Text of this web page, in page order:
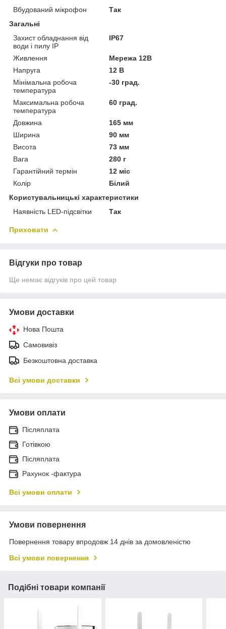
Вбудований мікрофон
Так
Загальні
Захист обладнання від
води і пилу IP
IP67
Живлення
Мережа 12В
Напруга
12 В
Мінімальна робоча
температура
-30 град.
Максимальна робоча
температура
60 град.
Довжина
165 мм
Ширина
90 мм
Висота
73 мм
Вага
280 г
Гарантійний термін
12 міс
Колір
Білий
Користувальницькі характеристики
Наявність LED-підсвітки
Так
Приховати
Відгуки про товар
Ще немає відгуків про цей товар
Умови доставки
Нова Пошта
Самовивіз
Безкоштовна доставка
Всі умови доставки
Умови оплати
Післяплата
Готівкою
Післяплата
Рахунок -фактура
Всі умови оплати
Умови повернення
Повернення товару впродовж 14 днів за домовленістю
Всі умови повернення
Подібні товари компанії